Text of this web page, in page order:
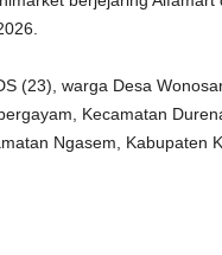
(23), warga Desa
Kecamatan
Ngasem, Kabupaten